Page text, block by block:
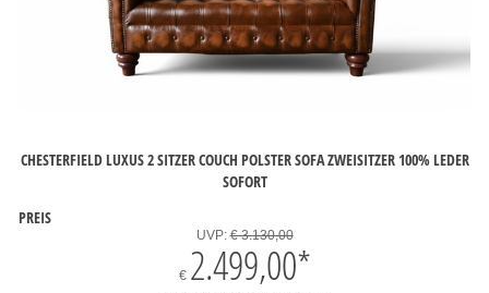
CHESTERFIELD LUXUS 2 SITZER COUCH POLSTER SOFA ZWEISITZER 100% LEDER
SOFORT
PREIS
UVP:€ 3.130,00
€ 2.499,00*